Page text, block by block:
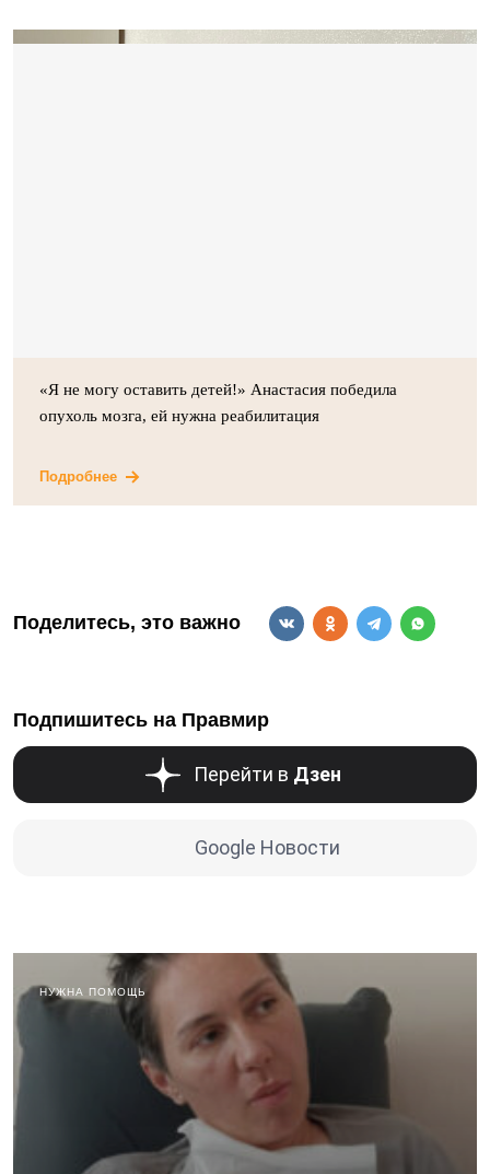
«Я не могу оставить детей!» Анастасия победила
опухоль мозга, ей нужна реабилитация
Подробнее
Поделитесь, это важно
Подпишитесь на Правмир
Перейти в Дзен
Google Новости
НУЖНА ПОМОЩЬ